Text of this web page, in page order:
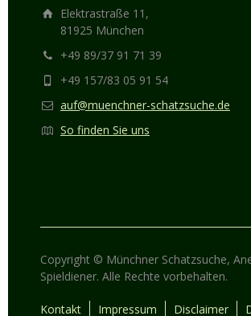
Elektrastraße 11,
81925 München
+49 89/37 91 71 39
+49 157/83 05 91 54
auf@muenchner-schatzsuche.de
So finden Sie uns
Copyright © Münchner Schatzsuche,
Spieldiener. Alle Rechte vorbehalten.
Kontakt Impressum Disclaimer